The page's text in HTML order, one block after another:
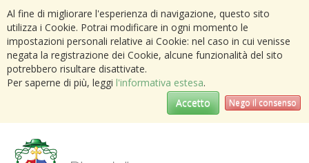
Al fine di migliorare l'esperienza di navigazione, questo sito
utilizza i Cookie. Potrai modificare in ogni momento le
impostazioni personali relative ai Cookie: nel caso in cui venisse
negata la registrazione dei Cookie, alcune funzionalità del sito
potrebbero risultare disattivate.
Per saperne di più, leggi l'informativa estesa.
Accetto
Nego il consenso